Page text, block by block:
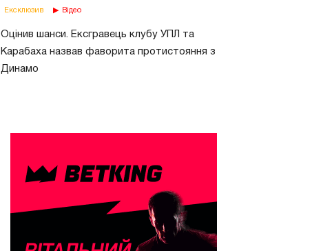
Ексклюзив Відео
Оцінив шанси. Ексгравець клубу УПЛ та
Карабаха назвав фаворита протистояння з
Динамо